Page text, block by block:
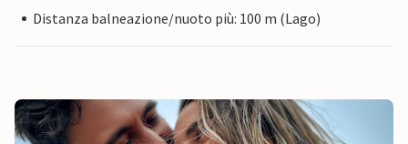
Distanza balneazione/nuoto più: 100 m (Lago)